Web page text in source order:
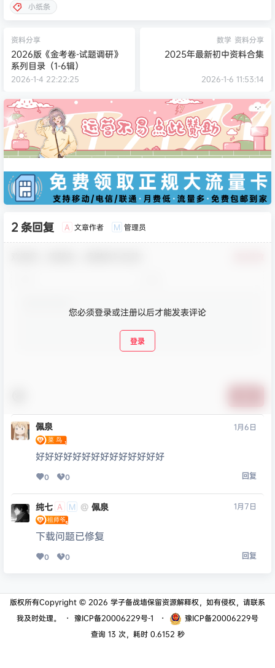
小纸条
资料分享
2026版《金考卷-试题调研》
系列目录（1-6辑）
2026-1-4 22:22:25
数学 资料分享
2025年最新初中资料合集
2026-1-6 11:53:14
2 条回复 A 文章作者 M 管理员
您必须登录或注册以后才能发表评论
登录
佩泉 1月6日
好好好好好好好好好好好好好好
0 0 回复
纯七 A M @ 佩泉 1月7日
下载问题已修复
0 0 回复
版权所有Copyright © 2026 学子备战墙保留资源解释权，如有侵权，请联系
我及时处理。
・ 豫ICP备20006229号-1 ・
豫ICP备20006229号
查询 13 次，耗时 0.6152 秒